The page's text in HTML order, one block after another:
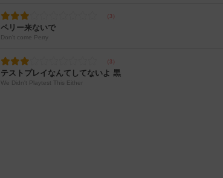
ペリー来ないで
Don't come Perry
テストプレイなんてしてないよ 黒
We Didn't Playtest This Either